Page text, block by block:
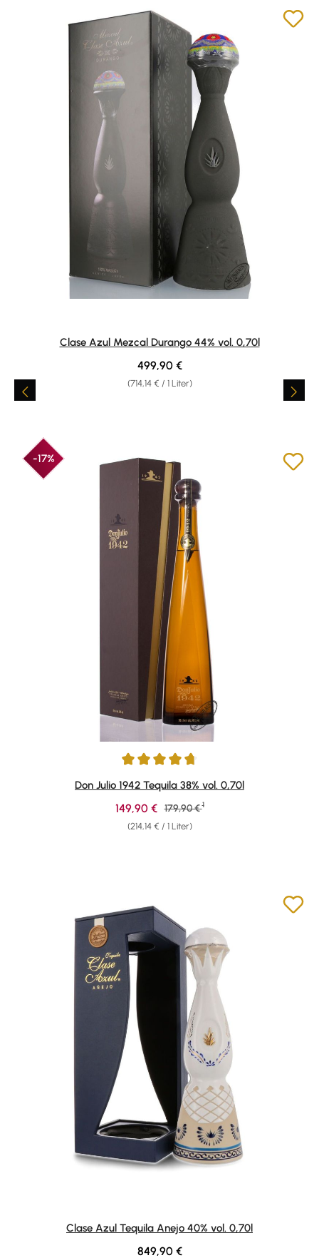
Clase Azul Mezcal Durango 44% vol. 0,70l
(714,14 € / 1 Liter)
Regulärer Preis:
499,90 €
-17%
Durchschnittliche Bewertung von 4.84 von 5 Sternen
Don Julio 1942 Tequila 38% vol. 0,70l
(214,14 € / 1 Liter)
Verkaufspreis:
149,90 € Regulärer Preis:
179,90 € 1
Clase Azul Tequila Anejo 40% vol. 0,70l
Regulärer Preis:
849,90 €